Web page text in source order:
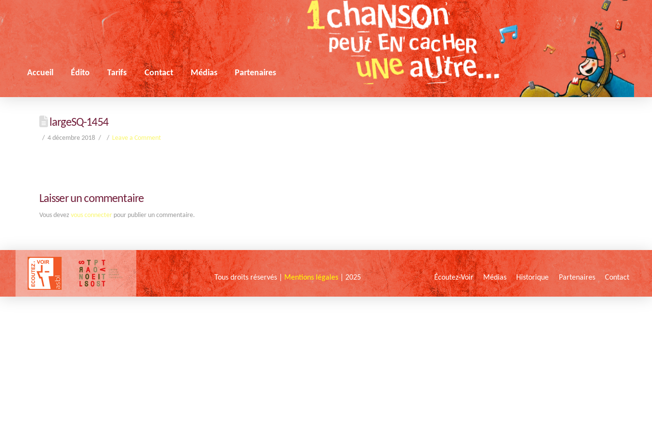
Accueil Édito Tarifs Contact Médias Partenaires
largeSQ-1454
4 décembre 2018 Leave a Comment
Laisser un commentaire
Vous devez vous connecterpour publier un commentaire.
Tous droits réservés | Mentions légales | 2025 Écoutez-Voir Médias Historique Partenaires Contact